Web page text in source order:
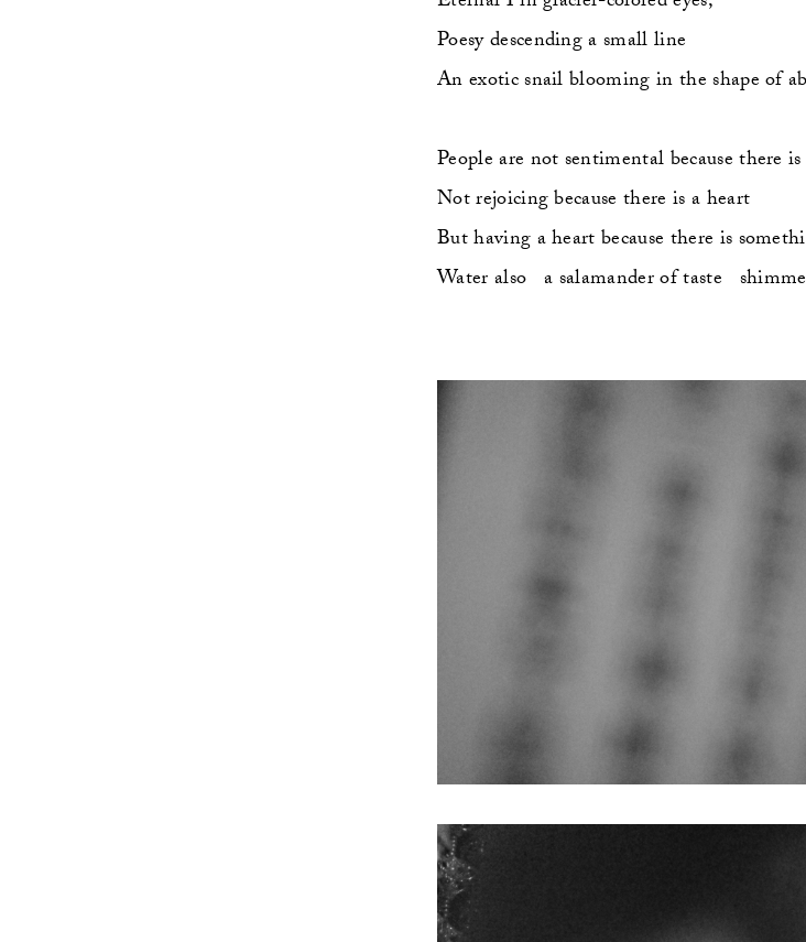
Poesy descending a small line
An exotic snail blooming in the shape of
People are not sentimental because there is
Not rejoicing because there is a heart
But having a heart because there is
Water also   a salamander of taste